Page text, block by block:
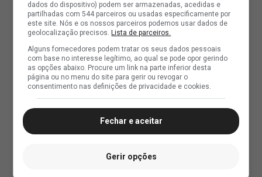
dados do dispositivo) podem ser armazenadas, acedidas e
partilhadas com 544 parceiros ou usadas especificamente por
este site. Nós e os nossos parceiros podemos usar dados de
geolocalização precisos. Lista de parceiros.
Alguns fornecedores podem tratar os seus dados pessoais
com base no interesse legítimo, ao qual se pode opor gerindo
as opções abaixo. Procure um link na parte inferior desta
página ou no menu do site para gerir ou revogar o
consentimento nas definições de privacidade e cookies.
Fechar e aceitar
Gerir opções